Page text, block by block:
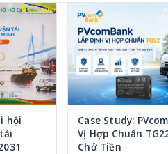
hội
Case Study:
Vị Hợp Chuẩn
Chở Tiền